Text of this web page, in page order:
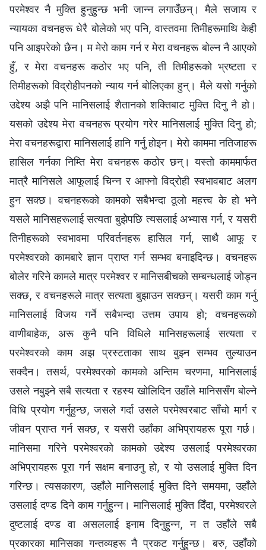
परमेश्‍वर नै मुक्ति हुनुहुन्छ भनी जान्न लगाउँछन्। मैले सजाय र
न्यायका वचनहरू धेरै बोलेको भए पनि, वास्तवमा तिमीहरूमाथि केही
पनि आइपरेको छैन। म मेरो काम गर्न र मेरा वचनहरू बोल्न नै आएको
हुँ, र मेरा वचनहरू कठोर भए पनि, ती तिमीहरूको भ्रष्टता र
तिमीहरूको विद्रोहीपनको न्याय गर्न बोलिएका हुन्। मैले यसो गर्नुको
उद्देश्य अझै पनि मानिसलाई शैतानको शक्तिबाट मुक्ति दिनु नै हो।
यसको उद्देश्य मेरा वचनहरू प्रयोग गरेर मानिसलाई मुक्ति दिनु हो;
मेरा वचनहरूद्वारा मानिसलाई हानि गर्नु होइन। मेरो काममा नतिजाहरू
हासिल गर्नका निम्ति मेरा वचनहरू कठोर छन्। यस्तो काममार्फत
मात्रै मानिसले आफूलाई चिन्न र आफ्नो विद्रोही स्वभावबाट अलग
हुन सक्छ। वचनहरूको कामको सबैभन्दा ठूलो महत्त्व के हो भने
यसले मानिसहरूलाई सत्यता बुझेपछि त्यसलाई अभ्यास गर्न, र यसरी
तिनीहरूको स्वभावमा परिवर्तनहरू हासिल गर्न, साथै आफू र
परमेश्‍वरको कामबारे ज्ञान प्राप्त गर्न सम्भव बनाइदिन्छ। वचनहरू
बोलेर गरिने कामले मात्र परमेश्‍वर र मानिसबीचको सम्बन्धलाई जोड्न
सक्छ, र वचनहरूले मात्र सत्यता बुझाउन सक्छन्। यसरी काम गर्नु
मानिसलाई विजय गर्ने सबैभन्दा उत्तम उपाय हो; वचनहरूको
वाणीबाहेक, अरू कुनै पनि विधिले मानिसहरूलाई सत्यता र
परमेश्‍वरको काम अझ प्रस्टताका साथ बुझ्न सम्भव तुल्याउन
सक्दैन। तसर्थ, परमेश्‍वरको कामको अन्तिम चरणमा, मानिसलाई
उसले नबुझ्ने सबै सत्यता र रहस्य खोलिदिन उहाँले मानिससँग बोल्ने
विधि प्रयोग गर्नुहुन्छ, जसले गर्दा उसले परमेश्‍वरबाट साँचो मार्ग र
जीवन प्राप्त गर्न सक्छ, र यसरी उहाँका अभिप्रायहरू पूरा गर्छ।
मानिसमा गरिने परमेश्‍वरको कामको उद्देश्य उसलाई परमेश्‍वरका
अभिप्रायहरू पूरा गर्न सक्षम बनाउनु हो, र यो उसलाई मुक्ति दिन
गरिन्छ। त्यसकारण, उहाँले मानिसलाई मुक्ति दिने समयमा, उहाँले
उसलाई दण्ड दिने काम गर्नुहुन्न। मानिसलाई मुक्ति दिँदा, परमेश्‍वरले
दुष्टलाई दण्ड वा असललाई इनाम दिनुहुन्न, न त उहाँले सबै
प्रकारका मानिसका गन्तव्यहरू नै प्रकट गर्नुहुन्छ। बरु, उहाँको